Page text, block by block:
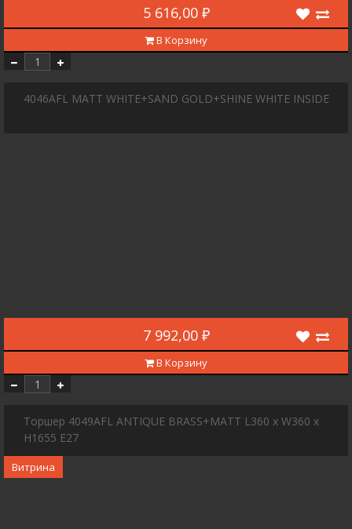
5 616,00 ₽
В Корзину
4046AFL MATT WHITE+SAND GOLD+SHINE WHITE INSIDE
7 992,00 ₽
В Корзину
Торшер 4049AFL ANTIQUE BRASS+MATT L360 x W360 x
H1655 E27
Витрина